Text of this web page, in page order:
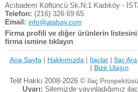
Acıbadem Köftüncü Sk.N:1 Kadıköy -
Telefon: (216) 326 69 65
Email: info@atabay.com
Firma profili ve diğer ürünlerin
firma ismine tıklayın
Ana Sayfa | Hakkımızda | İlaçlar | İlaç Ara
| Bize Ulaşın
Telif Hakkı 2008-2026 © İlaç Prospektüsü.
Uyarı: Sitemizde yayınladığımız